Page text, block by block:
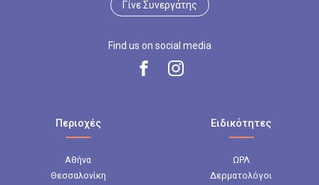
Γίνε Συνεργάτης
Find us on social media
Περιοχές
Αθήνα
Θεσσαλονίκη
Ειδικότητες
ΩΡΛ
Δερματολόγοι